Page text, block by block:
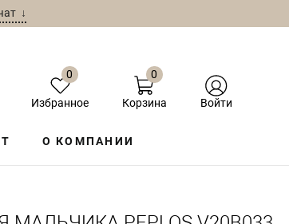
↓
0
Избранное
0
Корзина Войти
О КОМПАНИИ